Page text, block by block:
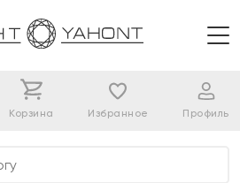
Корзина Избранное Профиль